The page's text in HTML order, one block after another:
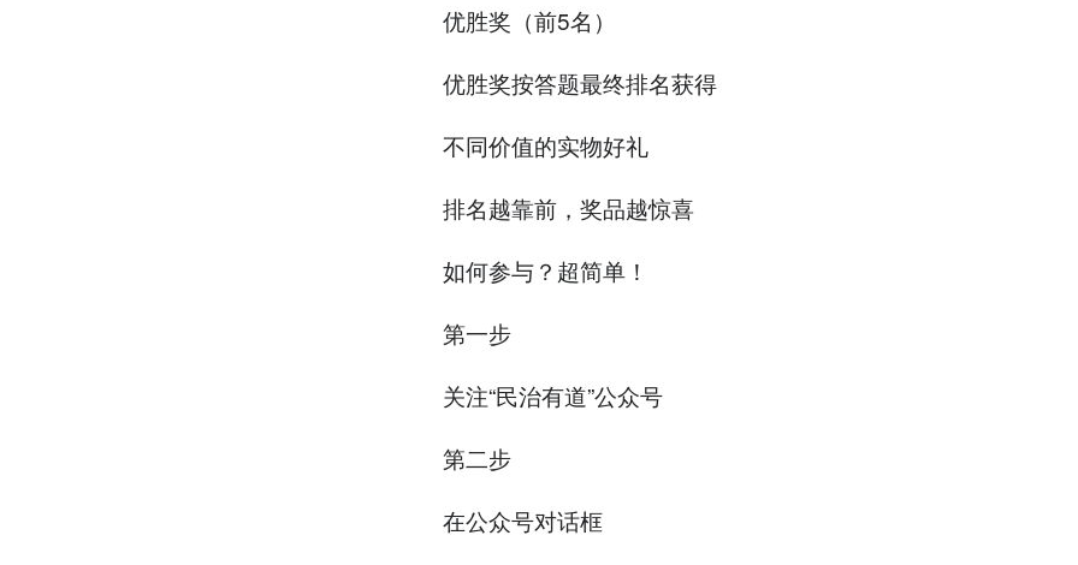
优胜奖（前5名）
优胜奖按答题最终排名获得
不同价值的实物好礼
排名越靠前，奖品越惊喜
如何参与？超简单！
第一步
关注“民治有道”公众号
第二步
在公众号对话框